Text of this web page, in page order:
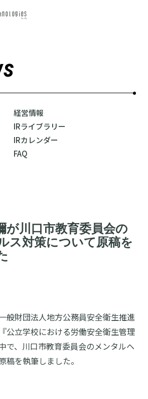
経営情報
IRライブラリー
IRカレンダー
FAQ
が川口市教育委員会の
ス対策について原稿を
般財団法人地方公務員安全衛生推進
公立学校における労働安全衛生管理
で、川口市教育委員会のメンタルヘ
稿を執筆しました。